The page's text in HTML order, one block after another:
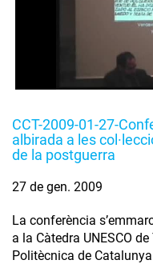
CCT-2009-01-27-
albirada a les
de la postguerra
27 de gen. 2009
La conferència
a la Càtedra UNESCO
Politècnica de